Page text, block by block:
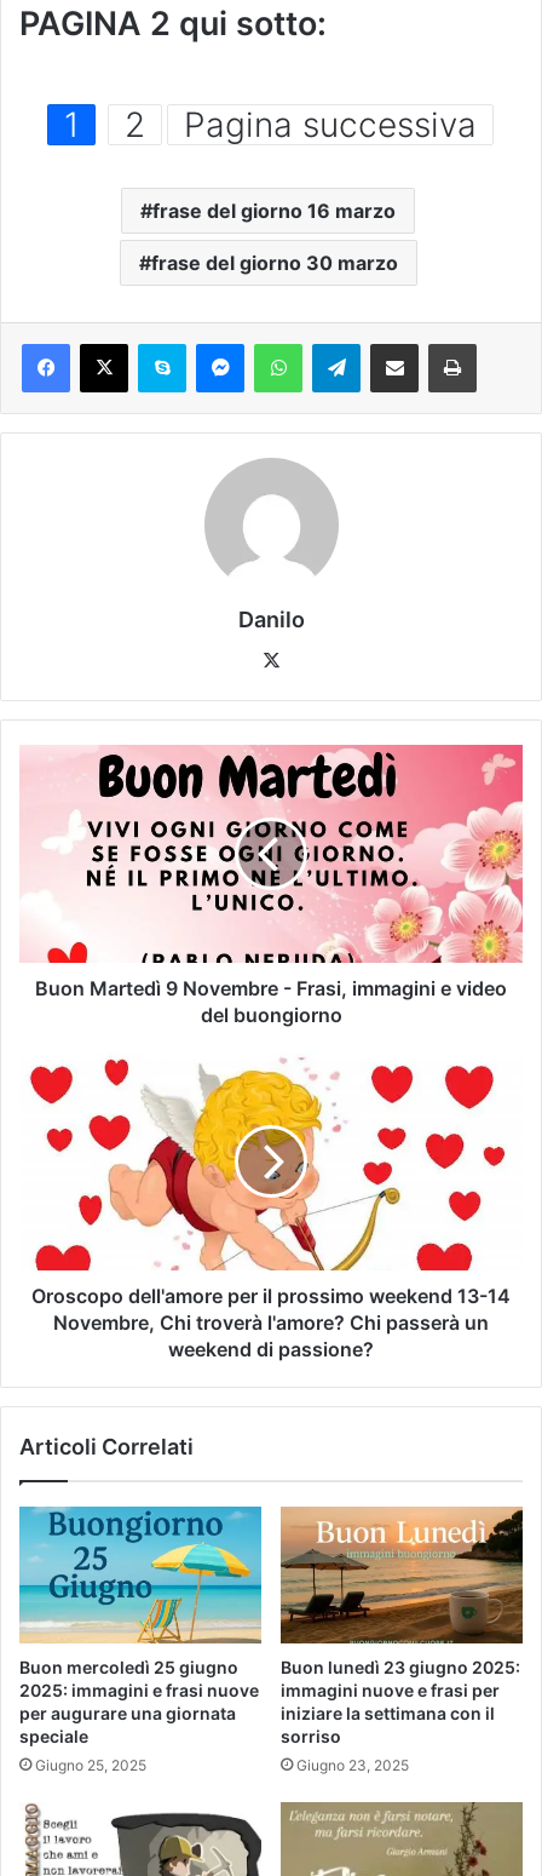
PAGINA 2 qui sotto:
1 2 Pagina successiva
frase del giorno 16 marzo
frase del giorno 30 marzo
Danilo
Buon Martedì 9 Novembre - Frasi, immagini e video
del buongiorno
Oroscopo dell'amore per il prossimo weekend 13-14
Novembre, Chi troverà l'amore? Chi passerà un
weekend di passione?
Articoli Correlati
Buon mercoledì 25 giugno
2025: immagini e frasi nuove
per augurare una giornata
speciale
Giugno 25, 2025
Buon lunedì 23 giugno 2025:
immagini nuove e frasi per
iniziare la settimana con il
sorriso
Giugno 23, 2025